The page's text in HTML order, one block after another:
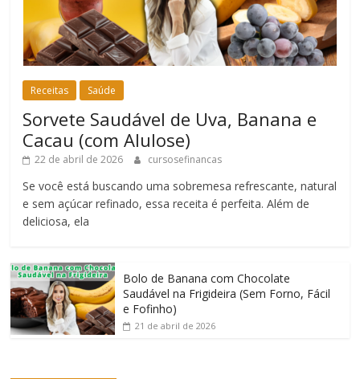
Receitas Saúde
Sorvete Saudável de Uva, Banana e
Cacau (com Alulose)
22 de abril de 2026 cursosefinancas
Se você está buscando uma sobremesa refrescante, natural
e sem açúcar refinado, essa receita é perfeita. Além de
deliciosa, ela
Bolo de Banana com Chocolate
Saudável na Frigideira (Sem Forno, Fácil
e Fofinho)
21 de abril de 2026